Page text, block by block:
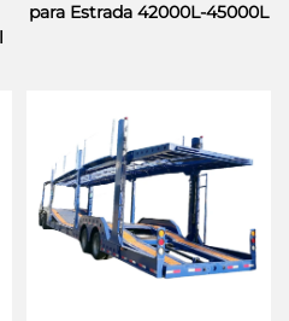
para Estrada 42000L-45000L